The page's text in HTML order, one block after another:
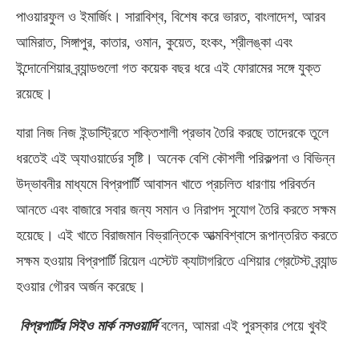
পাওয়ারফুল ও ইমার্জিং। সারাবিশ্ব, বিশেষ করে ভারত, বাংলাদেশ, আরব
আমিরাত, সিঙ্গাপুর, কাতার, ওমান, কুয়েত, হংকং, শ্রীলঙ্কা এবং
ইন্দোনেশিয়ার ব্র্যান্ডগুলো গত কয়েক বছর ধরে এই ফোরামের সঙ্গে যুক্ত
রয়েছে।
যারা নিজ নিজ ইন্ডাস্ট্রিতে শক্তিশালী প্রভাব তৈরি করছে তাদেরকে তুলে
ধরতেই এই অ্যাওয়ার্ডের সৃষ্টি। অনেক বেশি কৌশলী পরিকল্পনা ও বিভিন্ন
উদ্ভাবনীর মাধ্যমে বিপ্রপার্টি আবাসন খাতে প্রচলিত ধারণায় পরিবর্তন
আনতে এবং বাজারে সবার জন্য সমান ও নিরাপদ সুযোগ তৈরি করতে সক্ষম
হয়েছে। এই খাতে বিরাজমান বিভ্রান্তিকে আত্মবিশ্বাসে রূপান্তরিত করতে
সক্ষম হওয়ায় বিপ্রপার্টি রিয়েল এস্টেট ক্যাটাগরিতে এশিয়ার গ্রেটেস্ট ব্র্যান্ড
হওয়ার গৌরব অর্জন করেছে।
বিপ্রপার্টির সিইও মার্ক নসওয়ার্দিবলেন, আমরা এই পুরস্কার পেয়ে খুবই